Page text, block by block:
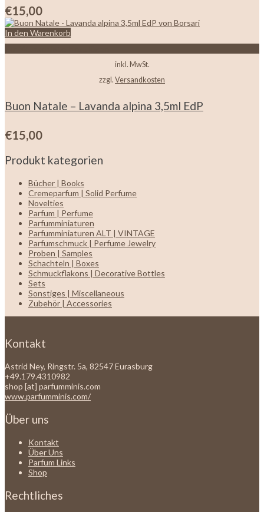
€15,00
In den Warenkorb
inkl. MwSt.
zzgl. Versandkosten
Buon Natale – Lavanda alpina 3,5ml EdP
€15,00
Produkt kategorien
Bücher | Books
Cremeparfum | Solid Perfume
Novelties
Parfum | Perfume
Parfumminiaturen
Parfumminiaturen ALT | VINTAGE
Parfumschmuck | Perfume Jewelry
Proben | Samples
Schachteln | Boxes
Schmuckflakons | Decorative Bottles
Sets
Sonstiges | Miscellaneous
Zubehör | Accessories
Kontakt
Astrid Ney, Ringstr. 5a, 82547 Eurasburg
+49.179.4310982
shop [at] parfumminis.com
www.parfumminis.com/
Über uns
Kontakt
Über Uns
Parfum Links
Shop
Rechtliches